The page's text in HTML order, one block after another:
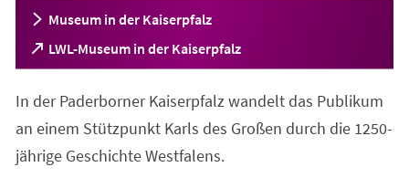
Museum in der Kaiserpfalz
LWL-Museum in der Kaiserpfalz
(Öffnet
in
neuen
Tab)
In der Paderborner Kaiserpfalz wandelt das Publikum
an einem Stützpunkt Karls des Großen durch die 1250-
jährige Geschichte Westfalens.